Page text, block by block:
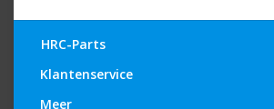
HRC-Parts
Klantenservice
Meer